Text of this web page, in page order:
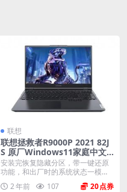
联想
联想拯救者R9000P 2021 82J
S 原厂Windows11家庭中文
版恢复镜像 原厂oem系统
安装完恢复隐藏分区，带一键还原
功能，和出厂时的系统状态一模一
样。 机型(MTM)...
2 年前 107 20